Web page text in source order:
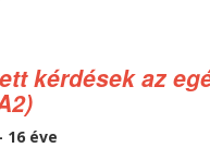
kérdések az
éve